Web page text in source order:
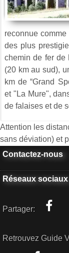
reconnue
des plus
chemin de fer de
(20 km au sud),
km de “Grand
et "La Mure",
de falaises et de
Attention les
sans déviation) et
Contactez-nous
Réseaux sociaux
Partager:
Retrouvez Guide